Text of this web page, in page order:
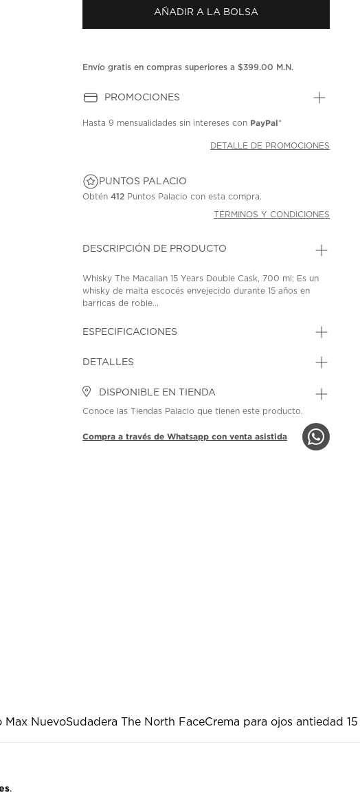
en
la
AÑADIR A LA BOLSA
Envío gratis en compras superiores a $399.00 M.N.
PROMOCIONES
Hasta9 mensualidades sin intereses con PayPal*
DETALLE DE PROMOCIONES
PUNTOS PALACIO
Obtén412 Puntos Palacio con esta compra.
TÉRMINOS Y CONDICIONES
DESCRIPCIÓN DE PRODUCTO
Whisky The Macallan 15 Years Double Cask, 700 ml; Es un
whisky de malta escocés envejecido durante 15 años en
barricas de roble...
ESPECIFICACIONES
DETALLES
DISPONIBLE EN TIENDA
Conoce las Tiendas Palacio que tienen este producto.
Compra a través de Whatsapp con venta asistida
Max NuevoSudadera The North FaceCrema para ojos antiedad 15
.